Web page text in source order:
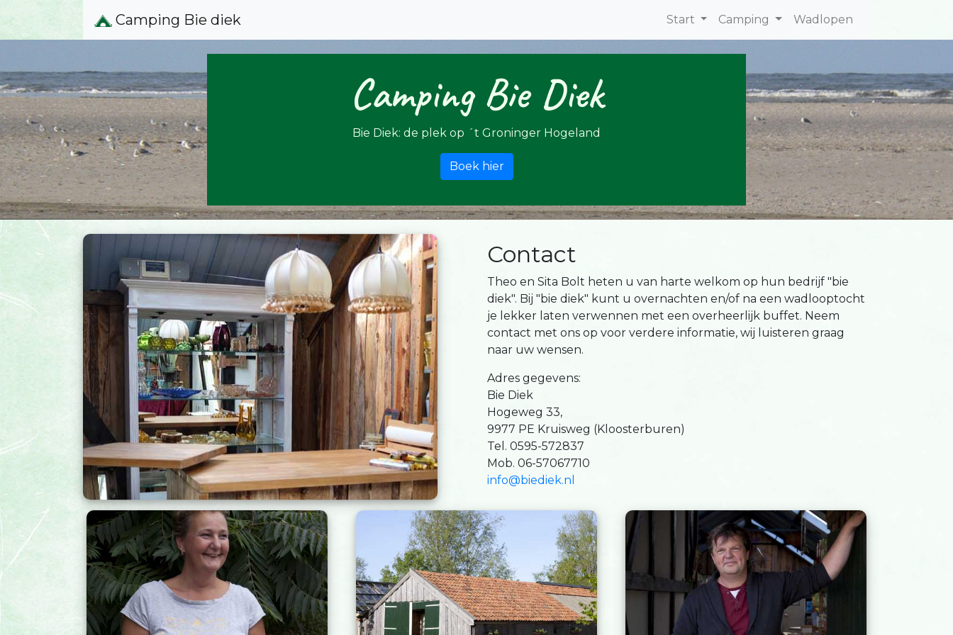
Camping Bie diek Start Camping Wadlopen
Camping Bie Diek
Bie Diek: de plek op ´t Groninger Hogeland
Boek hier
Contact
Theo en Sita Bolt heten u van harte welkom op hun bedrijf "bie
diek". Bij "bie diek" kunt u overnachten en/of na een wadlooptocht
je lekker laten verwennen met een overheerlijk buffet. Neem
contact met ons op voor verdere informatie, wij luisteren graag
naar uw wensen.
Adres gegevens:
Bie Diek
Hogeweg 33,
9977 PE Kruisweg (Kloosterburen)
Tel. 0595-572837
Mob. 06-57067710
info@biediek.nl